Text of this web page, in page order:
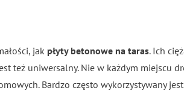
jak płyty betonowe na taras. Ich
też uniwersalny. Nie w każdym miejscu
Bardzo często wykorzystywany